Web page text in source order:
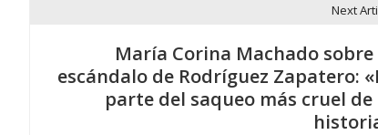
Next
María Corina Machado sobre
escándalo de Rodríguez Zapatero:
parte del saqueo más cruel de